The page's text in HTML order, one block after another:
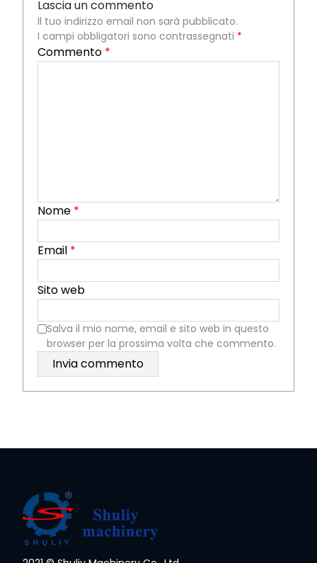
Lascia un commento
Il tuo indirizzo email non sarà pubblicato.
I campi obbligatori sono contrassegnati *
Commento *
Nome *
Email *
Sito web
Salva il mio nome, email e sito web in questo
browser per la prossima volta che commento.